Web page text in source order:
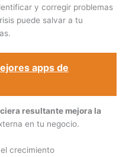
y corregir problemas
puede salvar a tu
apps de
resultante mejora la
en tu negocio.
crecimiento